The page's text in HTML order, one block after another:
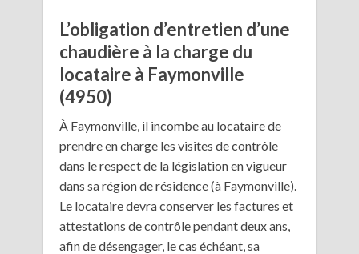
L’obligation d’entretien d’une
chaudière à la charge du
locataire à Faymonville
(4950)
À Faymonville, il incombe au locataire de
prendre en charge les visites de contrôle
dans le respect de la législation en vigueur
dans sa région de résidence (à Faymonville).
Le locataire devra conserver les factures et
attestations de contrôle pendant deux ans,
afin de désengager, le cas échéant, sa